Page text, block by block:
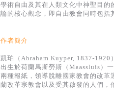
學術自由及其在人類文化中神聖目的
論的核心觀念，即自由教會同時包括
作者簡介
凱珀（Abraham Kuyper, 1837-1920）
出生於荷蘭馬斯勞斯（Maassluis）
兩種報紙，領導脫離國家教會的改
蘭改革宗教會以及受其啟發的人們，